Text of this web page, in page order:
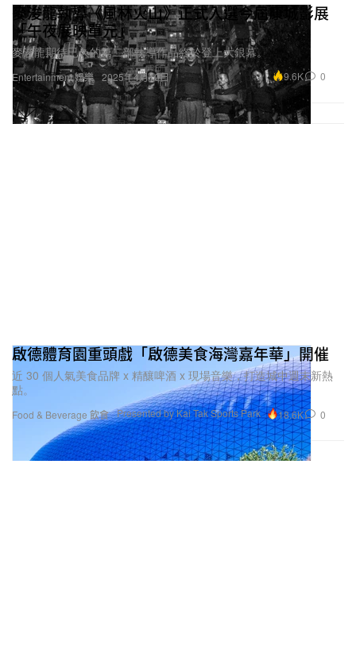
Entertainment 娛樂
麥浚龍執導《風林火山》正式入選今屆康城影展
「午夜展映單元」
麥浚龍期待已久的第二部執導作品終於登上大銀幕。
2025年4月10日 9.6K 0
Food & Beverage 飲食
啟德體育園重頭戲「啟德美食海灣嘉年華」開催
近 30 個人氣美食品牌 x 精釀啤酒 x 現場音樂，打造城中週末新熱
點。
Presented by Kai Tak Sports Park 18.6K 0